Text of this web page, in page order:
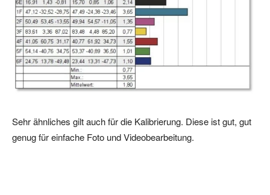
Sehr ähnliches gilt auch für die Kalibrierung. Diese ist gut, gut
genug für einfache Foto und Videobearbeitung.